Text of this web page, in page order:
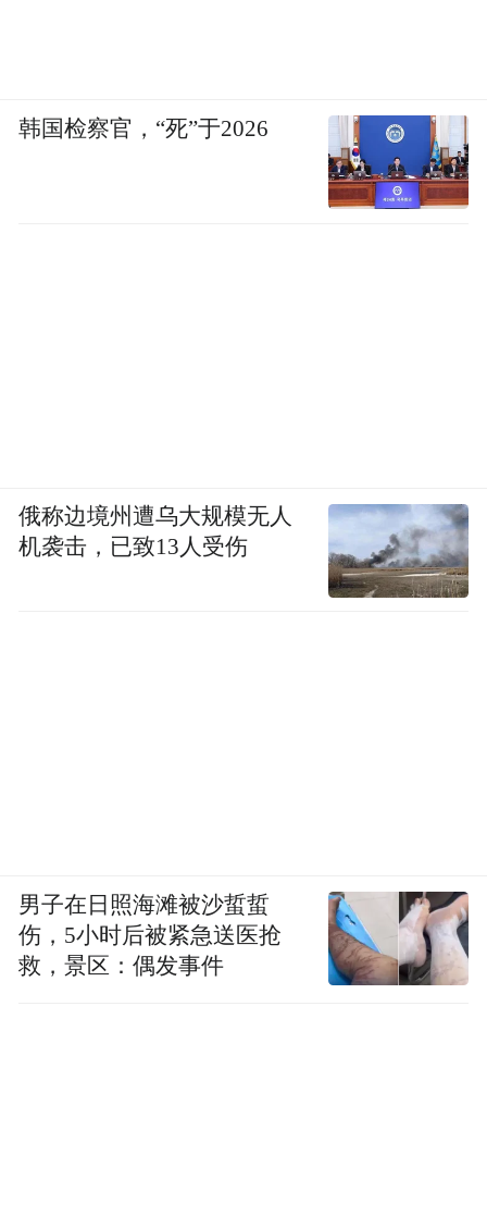
韩国检察官，“死”于2026
俄称边境州遭乌大规模无人
机袭击，已致13人受伤
男子在日照海滩被沙蜇蜇
伤，5小时后被紧急送医抢
救，景区：偶发事件